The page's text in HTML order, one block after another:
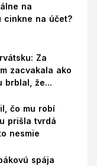
na
cinkne na účet?
Za
zacvakala ako
brblal, že...
čo mu robí
prišla tvrdá
nesmie
spája